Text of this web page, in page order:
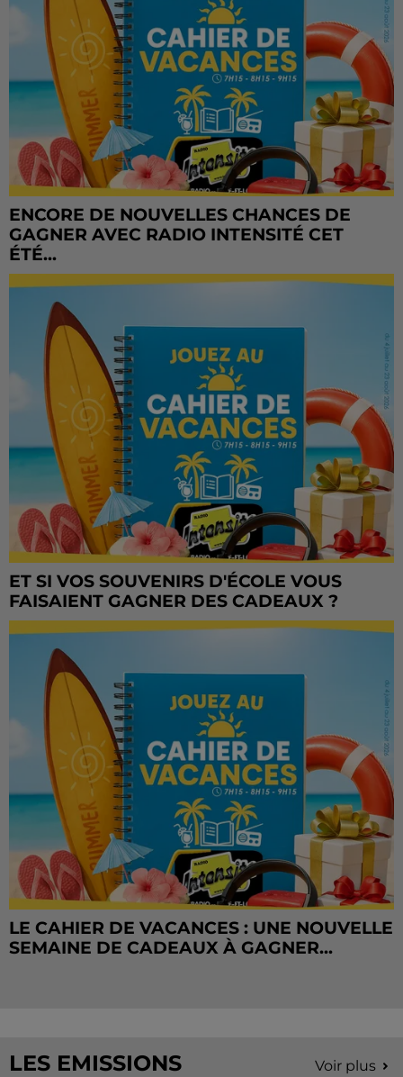
ENCORE DE NOUVELLES CHANCES DE
GAGNER AVEC RADIO INTENSITÉ CET
ÉTÉ...
ET SI VOS SOUVENIRS D'ÉCOLE VOUS
FAISAIENT GAGNER DES CADEAUX ?
LE CAHIER DE VACANCES : UNE NOUVELLE
SEMAINE DE CADEAUX À GAGNER...
LES EMISSIONS Voir plus